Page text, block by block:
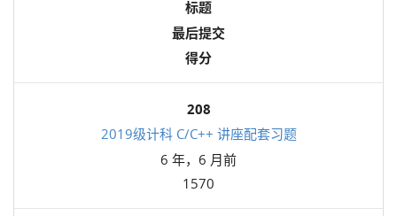
标题
最后提交
得分
208
2019级计科 C/C++ 讲座配套习题
6 年，6 月前
1570